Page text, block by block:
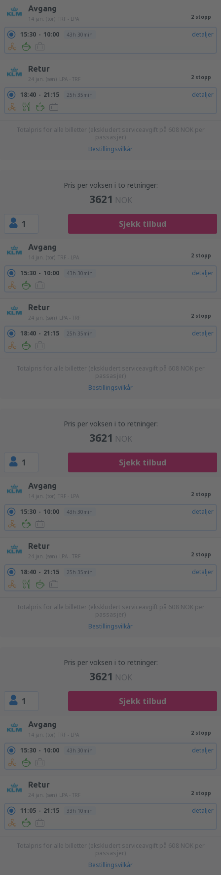
Avgang
14 jan. (tor) TRF - LPA 2 stopp
15:30 10:00 43h 30min detaljer
Retur
24 jan. (søn) LPA - TRF 2 stopp
18:40 21:15 25h 35min detaljer
Totalpris for alle billetter (ekskludert serviceavgift på 608 NOK per
passasjer)
Bestillingsvilkår
Pris per voksen i to retninger:
3621 NOK
1 Sjekk tilbud
Avgang
14 jan. (tor) TRF - LPA 2 stopp
15:30 10:00 43h 30min detaljer
Retur
24 jan. (søn) LPA - TRF 2 stopp
18:40 21:15 25h 35min detaljer
Totalpris for alle billetter (ekskludert serviceavgift på 608 NOK per
passasjer)
Bestillingsvilkår
Pris per voksen i to retninger:
3621 NOK
1 Sjekk tilbud
Avgang
14 jan. (tor) TRF - LPA 2 stopp
15:30 10:00 43h 30min detaljer
Retur
24 jan. (søn) LPA - TRF 2 stopp
18:40 21:15 25h 35min detaljer
Totalpris for alle billetter (ekskludert serviceavgift på 608 NOK per
passasjer)
Bestillingsvilkår
Pris per voksen i to retninger:
3621 NOK
1 Sjekk tilbud
Avgang
14 jan. (tor) TRF - LPA 2 stopp
15:30 10:00 43h 30min detaljer
Retur
24 jan. (søn) LPA - TRF 2 stopp
11:05 21:15 33h 10min detaljer
Totalpris for alle billetter (ekskludert serviceavgift på 608 NOK per
passasjer)
Bestillingsvilkår